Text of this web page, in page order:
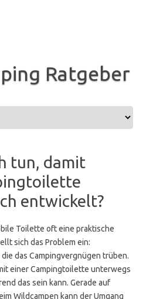
Ratgeber
tun, damit
entwickelt?
Toilette oft eine praktische
sich das Problem ein:
das Campingvergnügen trüben.
einer Campingtoilette unterwegs
das sein kann. Gerade auf
Wildcampen kann der Umgang